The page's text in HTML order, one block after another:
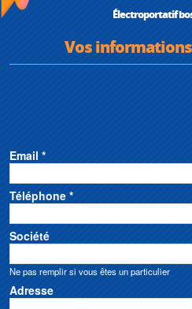
Électroportatif
Vos
Email *
Téléphone *
Société
Ne pas remplir si vous êtes un particulier
Adresse